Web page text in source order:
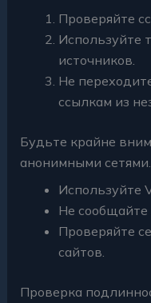
Проверяйте
Используйте
источников.
Не
ссылкам из
Будьте крайне
анонимными сетями.
Используйте
Не
Проверяйте
сайтов.
Проверка